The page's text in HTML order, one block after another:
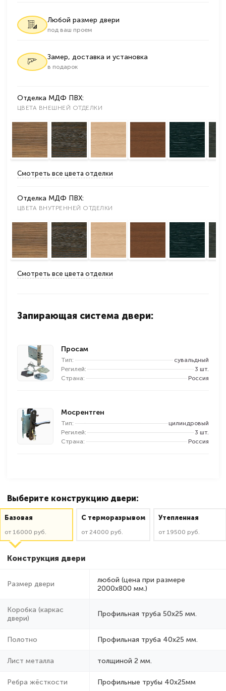
Любой размер двери
под ваш проем
Замер, доставка и установка
в подарок
Отделка МДФ ПВХ:
ЦВЕТА ВНЕШНЕЙ ОТДЕЛКИ
Смотреть все цвета отделки
Отделка МДФ ПВХ:
ЦВЕТА ВНУТРЕННЕЙ ОТДЕЛКИ
Смотреть все цвета отделки
Запирающая система двери:
Просам
Тип:
сувальдный
Регилей:
3 шт.
Страна:
Россия
Мосрентген
Тип:
цилиндровый
Регилей:
3 шт.
Страна:
Россия
Выберите конструкцию двери:
Базовая
от 16000 руб.
C терморазрывом
от 24000 руб.
Утепленная
от 19500 руб.
Конструкция двери
Размер двери
любой (цена при размере
2000x800 мм.)
Коробка (каркас
двери)
Профильная труба 50х25 мм.
Полотно Профильная труба 40х25 мм.
Лист металла толщиной 2 мм.
Ребра жёсткости Профильные трубы 40х25мм